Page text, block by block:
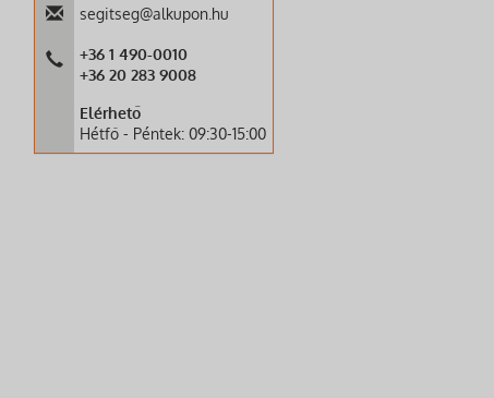
segitseg@alkupon.hu
+36 1 490-0010
+36 20 283 9008
Elérhető
Hétfő - Péntek: 09:30-15:00